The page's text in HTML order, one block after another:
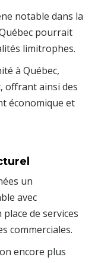
notable dans la
pourrait
limitrophes.
à Québec,
offrant ainsi des
économique et
un
avec
de services
commerciales.
encore plus